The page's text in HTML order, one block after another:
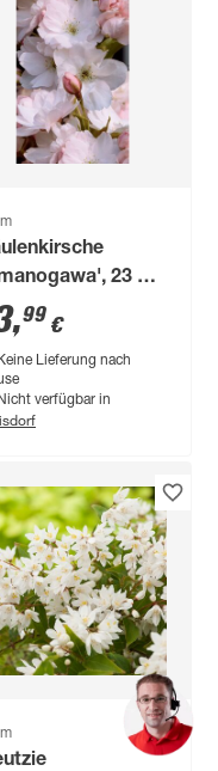
23 cm
,99 €
Keine Lieferung nach
Nicht verfügbar in